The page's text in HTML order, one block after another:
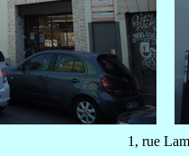
1, rue